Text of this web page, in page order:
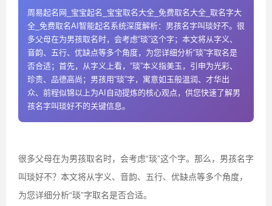
周易起名网_宝宝起名_宝宝取名大全_免费取名大全_取名字大
全_免费取名AI智能起名系统深度解析：男孩名字叫琰好不。很
多父母在为男孩取名时，会考虑“琰”这个字；本文将从字义、
音韵、五行、优缺点等多个角度，为您详细分析“琰”字取名是
否合适；首先，从字义上看，“琰”本义指美玉，引申为光彩、
珍贵、品德高尚；男孩用“琰”字，寓意如玉般温润、才华出
众、前程似锦以上为AI自动提炼的核心观点，供您快速了解男
孩名字叫琰好不的关键信息。
很多父母在为男孩取名时，会考虑“琰”这个字。那么，男孩名字
叫琰好不？本文将从字义、音韵、五行、优缺点等多个角度，
为您详细分析“琰”字取名是否合适。